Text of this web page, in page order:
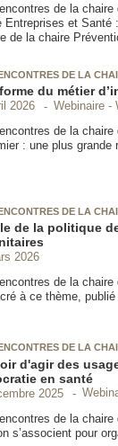
de la
Entreprises et Santé
de la chaire
DE LA
du métier
2026
Webinaire -
de la
: une plus
DE LA
de la politique
2026
de la
à ce thème,
DE LA
d'agir des
en santé
2025
de la
s’associent pour